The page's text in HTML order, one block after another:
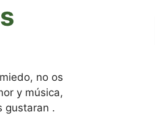
no os
y música,
gustaran .